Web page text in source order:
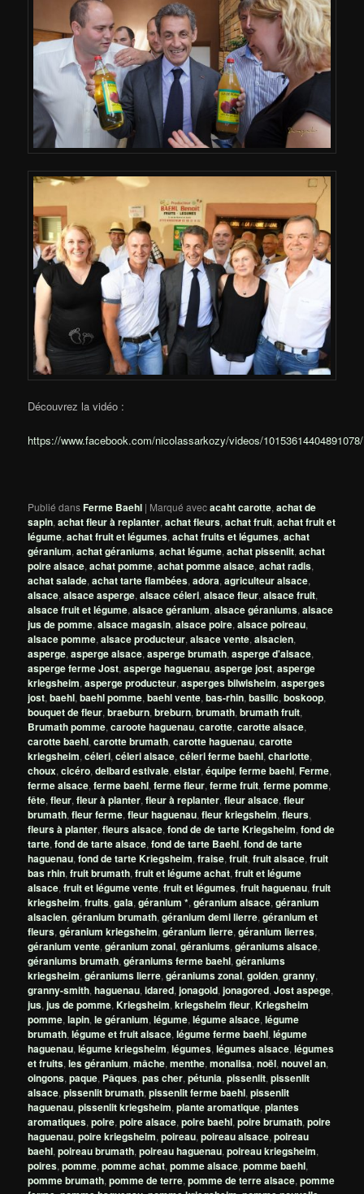
Découvrez la vidéo :
https://www.facebook.com/nicolassarkozy/videos/10153614404891078/
Publié dansFerme Baehl | Marqué avecacaht carotte,achat de
sapin,achat fleur à replanter,achat fleurs,achat fruit,achat fruit et
légume,achat fruit et légumes,achat fruits et légumes,achat
géranium,achat géraniums,achat légume,achat pissenlit,achat
poire alsace,achat pomme,achat pomme alsace,achat radis,
achat salade,achat tarte flambées,adora,agriculteur alsace,
alsace,alsace asperge,alsace céleri,alsace fleur,alsace fruit,
alsace fruit et légume,alsace géranium,alsace géraniums,alsace
jus de pomme,alsace magasin,alsace poire,alsace poireau,
alsace pomme,alsace producteur,alsace vente,alsacien,
asperge,asperge alsace,asperge brumath,asperge d'alsace,
asperge ferme Jost,asperge haguenau,asperge jost,asperge
kriegsheim,asperge producteur,asperges bilwisheim,asperges
jost,baehl,baehl pomme,baehl vente,bas-rhin,basilic,boskoop,
bouquet de fleur,braeburn,breburn,brumath,brumath fruit,
Brumath pomme,caroote haguenau,carotte,carotte alsace,
carotte baehl,carotte brumath,carotte haguenau,carotte
kriegsheim,céleri,céleri alsace,céleri ferme baehl,charlotte,
choux,cicéro,delbard estivale,elstar,équipe ferme baehl,Ferme,
ferme alsace,ferme baehl,ferme fleur,ferme fruit,ferme pomme,
fête,fleur,fleur à planter,fleur à replanter,fleur alsace,fleur
brumath,fleur ferme,fleur haguenau,fleur kriegsheim,fleurs,
fleurs à planter,fleurs alsace,fond de de tarte Kriegsheim,fond de
tarte,fond de tarte alsace,fond de tarte Baehl,fond de tarte
haguenau,fond de tarte Kriegsheim,fraise,fruit,fruit alsace,fruit
bas rhin,fruit brumath,fruit et légume achat,fruit et légume
alsace,fruit et légume vente,fruit et légumes,fruit haguenau,fruit
kriegsheim,fruits,gala,géranium *,géranium alsace,géranium
alsacien,géranium brumath,géranium demi lierre,géranium et
fleurs,géranium kriegsheim,géranium lierre,géranium lierres,
géranium vente,géranium zonal,géraniums,géraniums alsace,
géraniums brumath,géraniums ferme baehl,géraniums
kriegsheim,géraniums lierre,géraniums zonal,golden,granny,
granny-smith,haguenau,idared,jonagold,jonagored,Jost aspege,
jus,jus de pomme,Kriegsheim,kriegsheim fleur,Kriegsheim
pomme,lapin,le géranium,légume,légume alsace,légume
brumath,légume et fruit alsace,légume ferme baehl,légume
haguenau,légume kriegsheim,légumes,légumes alsace,légumes
et fruits,les géranium,mâche,menthe,monalisa,noël,nouvel an,
oingons,paque, Pâques,pas cher,pétunia,pissenlit,pissenlit
alsace,pissenlit brumath,pissenlit ferme baehl,pissenlit
haguenau,pissenlit kriegsheim,plante aromatique,plantes
aromatiques,poire,poire alsace,poire baehl,poire brumath,poire
haguenau,poire kriegsheim,poireau,poireau alsace,poireau
baehl,poireau brumath,poireau haguenau,poireau kriegsheim,
poires,pomme,pomme achat,pomme alsace,pomme baehl,
pomme brumath,pomme de terre,pomme de terre alsace,pomme